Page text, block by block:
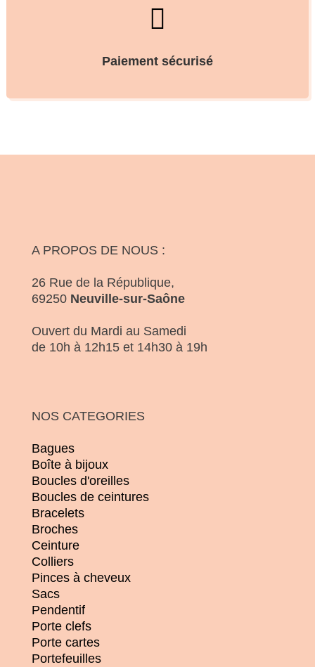

Paiement sécurisé
A PROPOS DE NOUS :
26 Rue de la République,
69250 Neuville-sur-Saône
Ouvert du Mardi au Samedi
de 10h à 12h15 et 14h30 à 19h
NOS CATEGORIES
Bagues
Boîte à bijoux
Boucles d'oreilles
Boucles de ceintures
Bracelets
Broches
Ceinture
Colliers
Pinces à cheveux
Sacs
Pendentif
Porte clefs
Porte cartes
Portefeuilles